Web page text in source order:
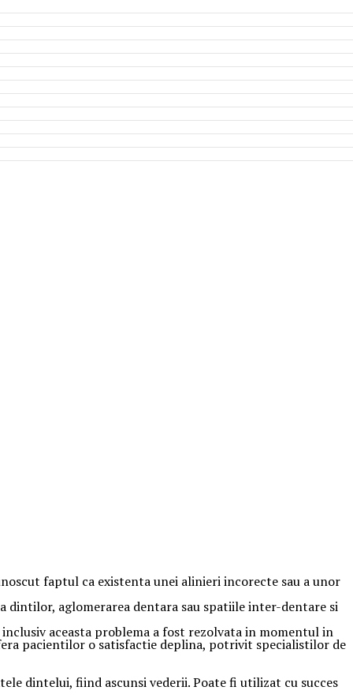
faptul ca existenta unei alinieri incorecte sau a unor
dintilor, aglomerarea dentara sau spatiile inter-dentare si
aceasta problema a fost rezolvata in momentul in
pacientilor o satisfactie deplina, potrivit specialistilor de
dintelui, fiind ascunsi vederii. Poate fi utilizat cu succes